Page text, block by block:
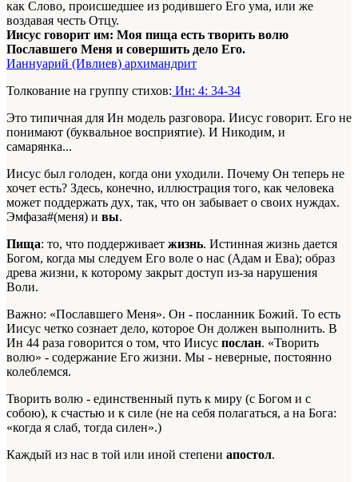
как Слово, происшедшее из родившего Его ума, или же
воздавая честь Отцу.
Иисус говорит им: Моя пища есть творить волю
Пославшего Меня и совершить дело Его.
Ианнуарий (Ивлиев) архимандрит
Толкование на группу стихов: Ин: 4: 34-34
Это типичная для Ин модель разговора. Иисус говорит. Его не
понимают (буквальное восприятие). И Никодим, и
самарянка...
Иисус был голоден, когда они уходили. Почему Он теперь не
хочет есть? Здесь, конечно, иллюстрация того, как человека
может поддержать дух, так, что он забывает о своих нуждах.
Эмфаза#(меня) и вы.
Пища: то, что поддерживает жизнь. Истинная жизнь дается
Богом, когда мы следуем Его воле о нас (Адам и Ева); образ
древа жизни, к которому закрыт доступ из-за нарушения
Воли.
Важно: «Пославшего Меня». Он - посланник Божий. То есть
Иисус четко сознает дело, которое Он должен выполнить. В
Ин 44 раза говорится о том, что Иисус послан. «Творить
волю» - содержание Его жизни. Мы - неверные, постоянно
колеблемся.
Творить волю - единственный путь к миру (с Богом и с
собою), к счастью и к силе (не на себя полагаться, а на Бога:
«когда я слаб, тогда силен».)
Каждый из нас в той или иной степени апостол.